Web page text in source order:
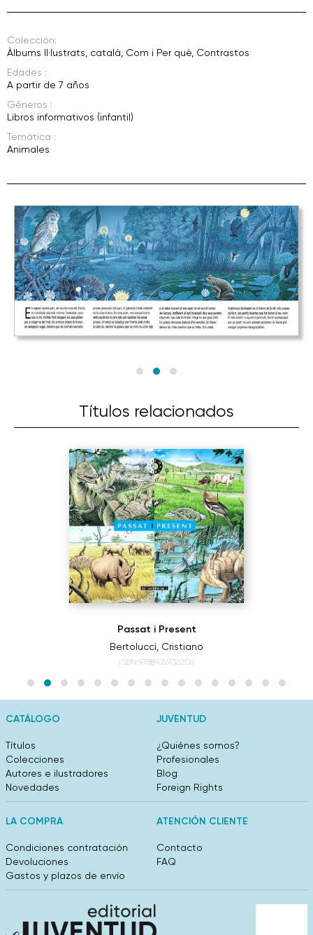
Colección:
Àlbums Il·lustrats català Com i Per què Contrastos
Edades :
A partir de 7 años
Géneros :
Libros informativos (infantil)
Temática :
Animales
Títulos relacionados
Passat i Present
Bertolucci, Cristiano
ISBN:9788426136206
CATÁLOGO
Títulos
Colecciones
Autores e ilustradores
Novedades
JUVENTUD
¿Quiénes somos?
Profesionales
Blog
Foreign Rights
LA COMPRA
Condiciones contratación
Devoluciones
Gastos y plazos de envío
ATENCIÓN CLIENTE
Contacto
FAQ